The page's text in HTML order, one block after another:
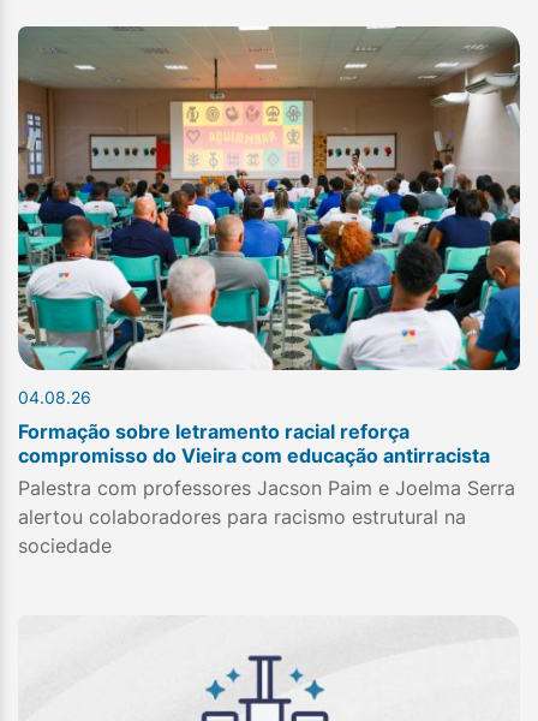
04.08.26
Formação sobre letramento racial reforça
compromisso do Vieira com educação antirracista
Palestra com professores Jacson Paim e Joelma Serra
alertou colaboradores para racismo estrutural na
sociedade